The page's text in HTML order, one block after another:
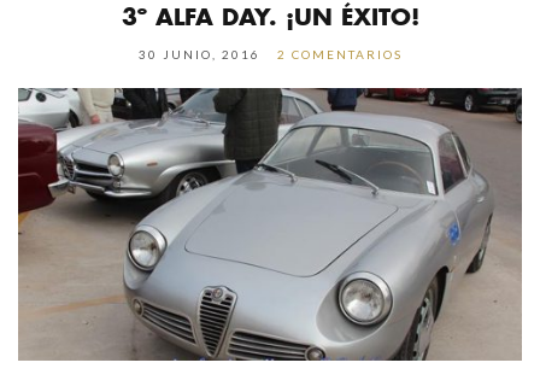
3º ALFA DAY. ¡UN ÉXITO!
30 JUNIO, 2016 2 COMENTARIOS